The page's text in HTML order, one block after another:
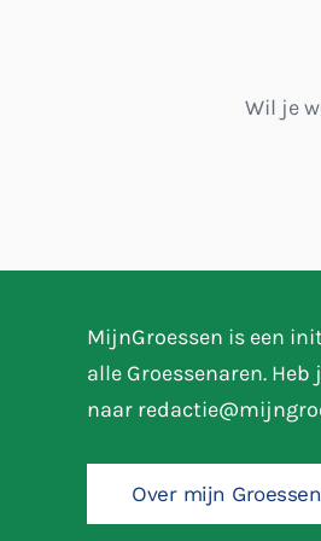
Wil je
MijnGroessen is een
alle Groessenaren.
naar
Over mijn Groessen